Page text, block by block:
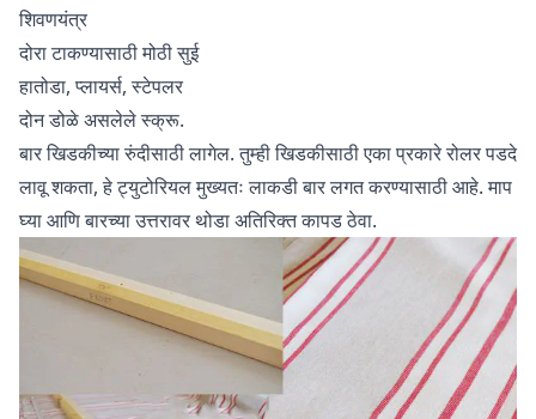
शिवणयंत्र
दोरा टाकण्यासाठी मोठी सुई
हातोडा, प्लायर्स, स्टेपलर
दोन डोळे असलेले स्क्रू.
बार खिडकीच्या रुंदीसाठी लागेल. तुम्ही खिडकीसाठी एका प्रकारे रोलर पडदे
लावू शकता, हे ट्युटोरियल मुख्यतः लाकडी बार लगत करण्यासाठी आहे. माप
घ्या आणि बारच्या उत्तरावर थोडा अतिरिक्त कापड ठेवा.